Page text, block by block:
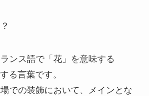
ンス語で「花」を意味する
る言葉です。
での装飾において、メインとな